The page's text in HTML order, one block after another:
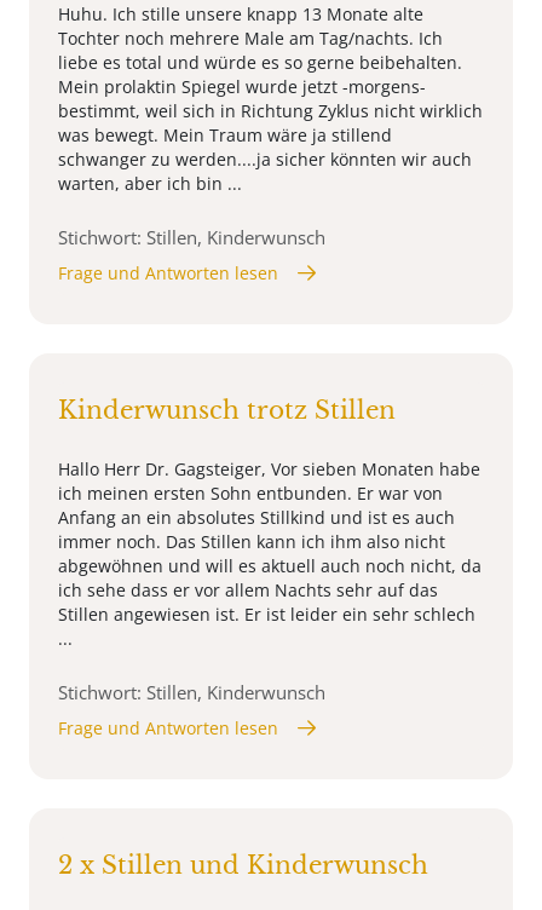
Huhu. Ich stille unsere knapp 13 Monate alte
Tochter noch mehrere Male am Tag/nachts. Ich
liebe es total und würde es so gerne beibehalten.
Mein prolaktin Spiegel wurde jetzt -morgens-
bestimmt, weil sich in Richtung Zyklus nicht wirklich
was bewegt. Mein Traum wäre ja stillend
schwanger zu werden....ja sicher könnten wir auch
warten, aber ich bin ...
Stichwort: Stillen, Kinderwunsch
Frage und Antworten lesen
Kinderwunsch trotz Stillen
Hallo Herr Dr. Gagsteiger, Vor sieben Monaten habe
ich meinen ersten Sohn entbunden. Er war von
Anfang an ein absolutes Stillkind und ist es auch
immer noch. Das Stillen kann ich ihm also nicht
abgewöhnen und will es aktuell auch noch nicht, da
ich sehe dass er vor allem Nachts sehr auf das
Stillen angewiesen ist. Er ist leider ein sehr schlech
...
Stichwort: Stillen, Kinderwunsch
Frage und Antworten lesen
2 x Stillen und Kinderwunsch